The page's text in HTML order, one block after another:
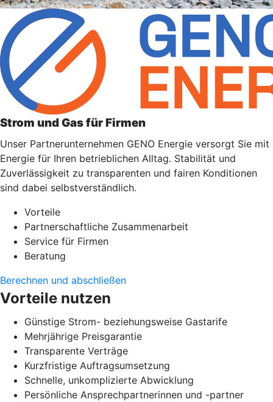
Strom und Gas für Firmen
Unser Partnerunternehmen GENO Energie versorgt Sie mit
Energie für Ihren betrieblichen Alltag. Stabilität und
Zuverlässigkeit zu transparenten und fairen Konditionen
sind dabei selbstverständlich.
Vorteile
Partnerschaftliche Zusammenarbeit
Service für Firmen
Beratung
Berechnen und abschließen
Vorteile nutzen
Günstige Strom- beziehungsweise Gastarife
Mehrjährige Preisgarantie
Transparente Verträge
Kurzfristige Auftragsumsetzung
Schnelle, unkomplizierte Abwicklung
Persönliche Ansprechpartnerinnen und -partner